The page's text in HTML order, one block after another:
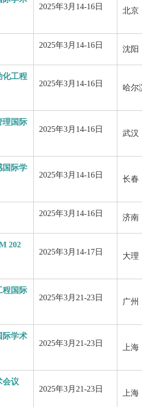
2025年3月14-16日 北京
2025年3月14-16日 沈阳
化工程
2025年3月14-16日 哈尔
理国际
2025年3月14-16日 武汉
国际学
2025年3月14-16日 长春
2025年3月14-16日 济南
202
2025年3月14-17日 大理
程国际
2025年3月21-23日 广州
际学术
2025年3月21-23日 上海
会议
2025年3月21-23日 上海